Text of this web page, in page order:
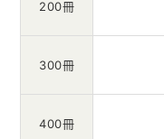
200冊
300冊
400冊